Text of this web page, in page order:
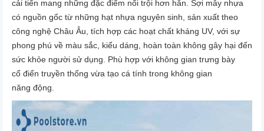
cải tiến mang những đặc điểm nổi trội hơn hẳn. Sợi mây nhựa
có nguồn gốc từ những hạt nhựa nguyên sinh, sản xuất theo
công nghệ Châu Âu, tích hợp các hoạt chất kháng UV, với sự
phong phú về màu sắc, kiểu dáng, hoàn toàn không gây hại đến
sức khỏe người sử dụng. Phù hợp với không gian trưng bày
cổ điển truyền thống vừa tạo cá tính trong không gian
năng động.